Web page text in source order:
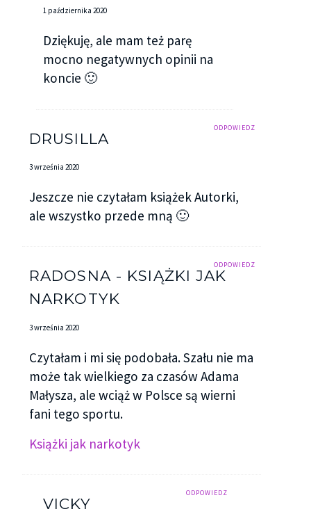
1 października 2020
Dziękuję, ale mam też parę
mocno negatywnych opinii na
koncie 🙂
ODPOWIEDZ
DRUSILLA
3 września 2020
Jeszcze nie czytałam książek Autorki,
ale wszystko przede mną 🙂
ODPOWIEDZ
RADOSNA - KSIĄŻKI JAK
NARKOTYK
3 września 2020
Czytałam i mi się podobała. Szału nie ma
może tak wielkiego za czasów Adama
Małysza, ale wciąż w Polsce są wierni
fani tego sportu.
Książki jak narkotyk
ODPOWIEDZ
VICKY